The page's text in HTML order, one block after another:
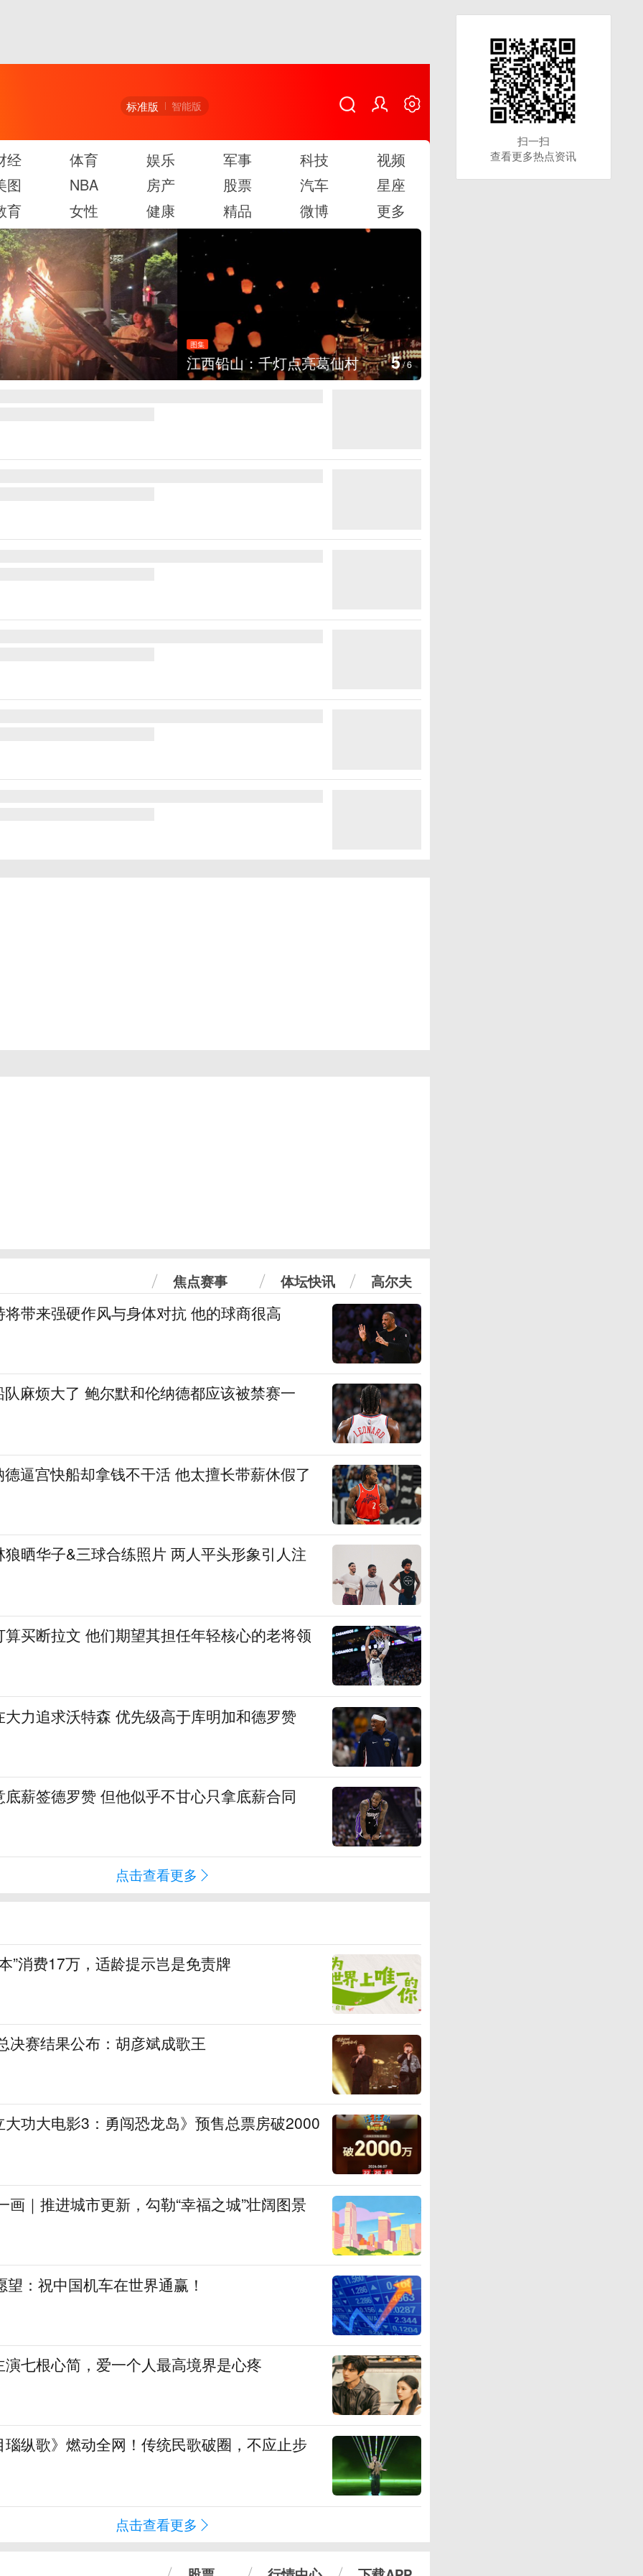
标准版 智能版
经 体育 娱乐 军事 科技
视频
图
NBA 房产 股票 汽车
星座
育
女性 健康 精品 微博 更多
点亮葛仙村 5/6
焦点赛事 体坛快讯 高尔夫
带来强硬作风与身体对抗 他的球商很高
队麻烦大了 鲍尔默和伦纳德都应该被禁赛一
德逼宫快船却拿钱不干活 他太擅长带薪休假了
晒华子&三球合练照片 两人平头形象引人注
买断拉文 他们期望其担任年轻核心的老将领
力追求沃特森 优先级高于库明加和德罗赞
薪签德罗赞 但他似乎不甘心只拿底薪合同
点击查看更多
”消费17万，适龄提示岂是免责牌
决赛结果公布：胡彦斌成歌王
功大电影3：勇闯恐龙岛》预售总票房破2000
画｜推进城市更新，勾勒“幸福之城”壮阔图景
：祝中国机车在世界通赢！
七根心简，爱一个人最高境界是心疼
纵歌》燃动全网！传统民歌破圈，不应止步
点击查看更多
扫一扫
查看更多热点资讯
扫一扫
查看更多热点资讯